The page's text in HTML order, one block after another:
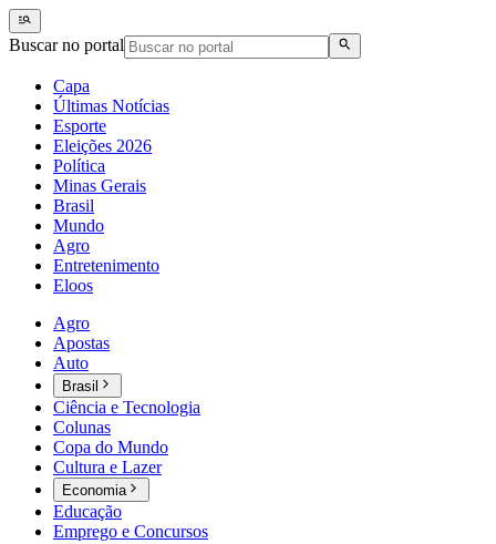
Buscar no portal
Capa
Últimas Notícias
Esporte
Eleições 2026
Política
Minas Gerais
Brasil
Mundo
Agro
Entretenimento
Eloos
Agro
Apostas
Auto
Brasil
Ciência e Tecnologia
Colunas
Copa do Mundo
Cultura e Lazer
Economia
Educação
Emprego e Concursos